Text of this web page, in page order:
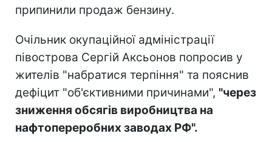
припинили продаж бензину.
Очільник окупаційної адміністрації
півострова Сергій Аксьонов попросив у
жителів "набратися терпіння" та пояснив
дефіцит "об'єктивними причинами", "через
зниження обсягів виробництва на
нафтопереробних заводах РФ".